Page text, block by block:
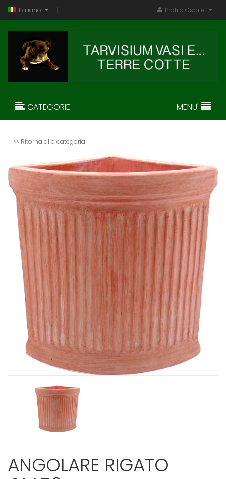
Italiano Profilo Ospite
CATEGORIE MENU'
<< Ritorna alla categoria
ANGOLARE RIGATO